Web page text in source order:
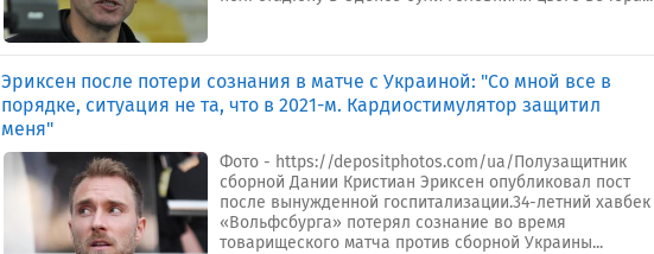
Эриксен после потери сознания в матче с Украиной: "Со мной все в
порядке, ситуация не та, что в 2021-м. Кардиостимулятор защитил
меня"
Фото - https://depositphotos.com/ua/Полузащитник
сборной Дании Кристиан Эриксен опубликовал пост
после вынужденной госпитализации.34-летний хавбек
«Вольфсбурга» потерял сознание во время
товарищеского матча против сборной Украины...